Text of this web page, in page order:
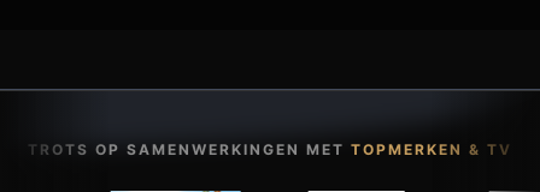
TROTS OP SAMENWERKINGEN MET TOPMERKEN & TV